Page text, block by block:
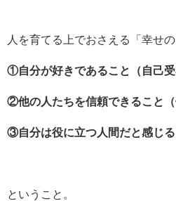
人を育てる上でおさえる「幸せ
①自分が好きであること（自己受
②他の人たちを信頼できること（
③自分は役に立つ人間だと感じる
ということ。